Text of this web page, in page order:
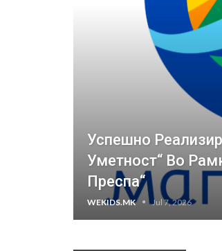
Успешно
Уметност“ Во
Преспа“
WEKIDS.MK Jul 7, 2026